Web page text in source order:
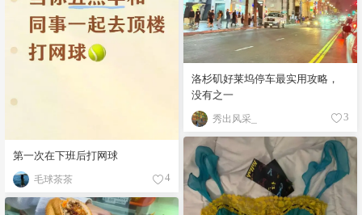
洛杉矶好莱坞停车最实用攻略，
没有之一
秀出风采_ 3
第一次在下班后打网球
毛球茶茶 4